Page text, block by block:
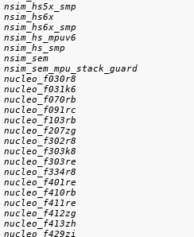
nsim_hs5x_smp
nsim_hs6x
nsim_hs6x_smp
nsim_hs_mpuv6
nsim_hs_smp
nsim_sem
nsim_sem_mpu_stack_guard
nucleo_f030r8
nucleo_f031k6
nucleo_f070rb
nucleo_f091rc
nucleo_f103rb
nucleo_f207zg
nucleo_f302r8
nucleo_f303k8
nucleo_f303re
nucleo_f334r8
nucleo_f401re
nucleo_f410rb
nucleo_f411re
nucleo_f412zg
nucleo_f413zh
nucleo_f429zi